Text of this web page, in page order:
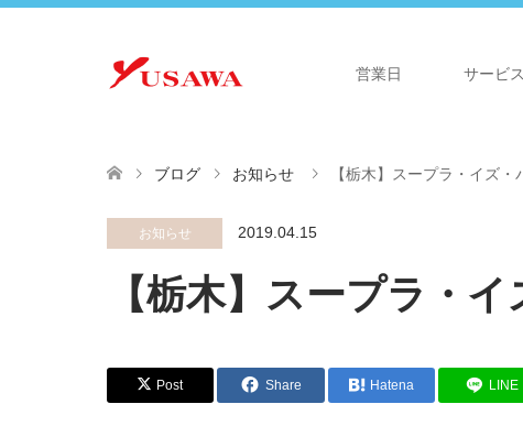
営業日 サービ
ブログ お知らせ 【栃木】スープラ・イズ・
お知らせ 2019.04.15
【栃木】スープラ・イ
Post Share Hatena LINE